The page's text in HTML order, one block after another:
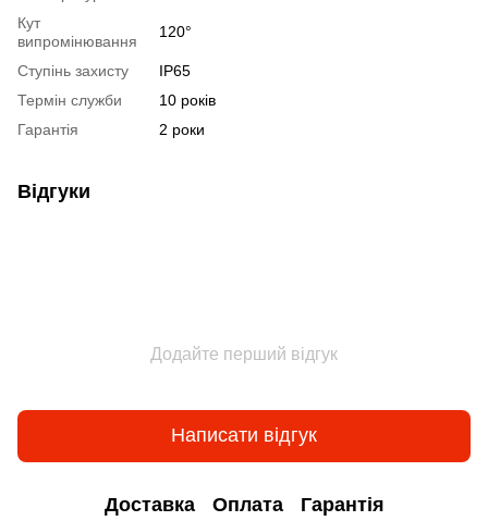
Кут
випромінювання
120°
Ступінь захисту
IP65
Термін служби
10 років
Гарантія
2 роки
Відгуки
Додайте перший відгук
Написати відгук
Доставка Оплата Гарантія